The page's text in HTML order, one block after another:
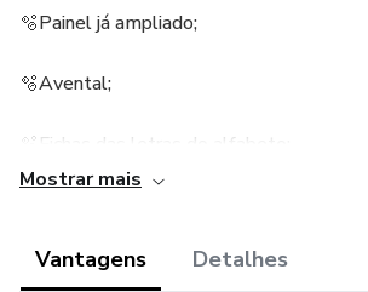
🫧Painel já ampliado;
🫧Avental;
🫧Fichas das letras do alfabeto;
✳️Adquira já o seu!😍
Mostrar mais
Vantagens Detalhes